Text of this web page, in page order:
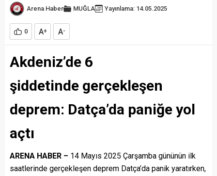
Arena Haber MUĞLA Yayınlama: 14.05.2025
0 A+ A-
Akdeniz’de 6
şiddetinde gerçekleşen
deprem: Datça’da paniğe yol
açtı
ARENA HABER – 14 Mayıs 2025 Çarşamba gününün ilk
saatlerinde gerçekleşen deprem Datça’da panik yaratırken,